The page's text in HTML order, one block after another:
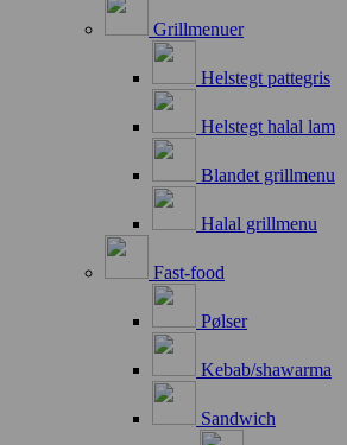
Grillmenuer
Helstegt pattegris
Helstegt halal lam
Blandet grillmenu
Halal grillmenu
Fast-food
Pølser
Kebab/shawarma
Sandwich